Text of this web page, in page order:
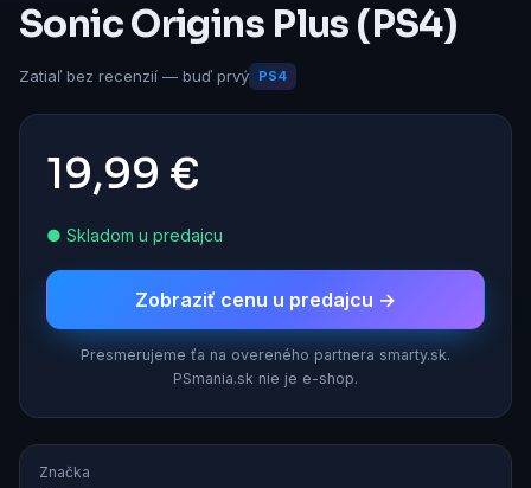
Sonic Origins Plus (PS4)
Zatiaľ bez recenzií — buď prvý PS4
19,99 €
● Skladom u predajcu
Zobraziť cenu u predajcu →
Presmerujeme ťa na overeného partnera smarty.sk.
PSmania.sk nie je e-shop.
Značka